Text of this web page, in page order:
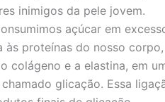
inimigos da pele jovem.
açúcar em
às proteínas do nosso corpo,
colágeno e a elastina, em
glicação. Essa